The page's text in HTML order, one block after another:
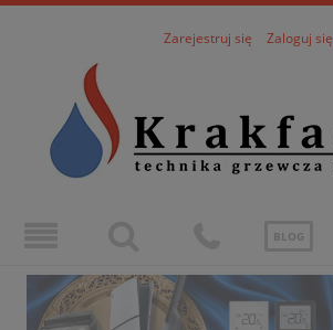
Zarejestruj się Zaloguj się
BLOG